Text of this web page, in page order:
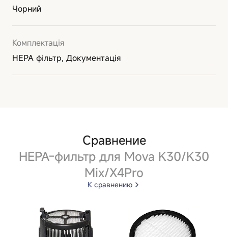
Чорний
Комплектація
HEPA фільтр, Документація
Сравнение
HEPA-фильтр для Mova K30/K30
Mix/X4Pro
К сравнению